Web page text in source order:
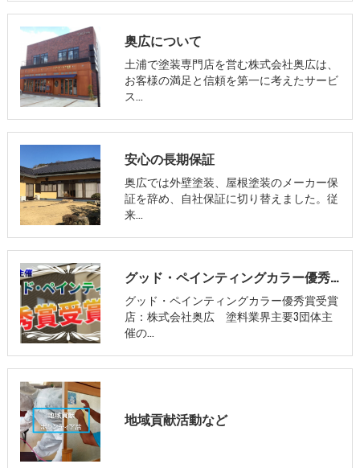
奥広について
土浦で塗装専門店を営む株式会社奥広は、
お客様の満足と信頼を第一に考えたサービ
ス…
安心の長期保証
奥広では外壁塗装、屋根塗装のメーカー保
証を辞め、自社保証に切り替えました。従
来…
グッド・ペインティングカラー優秀賞受賞店
グッド・ペインティングカラー優秀賞受賞
店：株式会社奥広 塗料業界主要3団体主
催の…
地域貢献活動など